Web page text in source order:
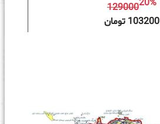
12900020%
103200 تومان